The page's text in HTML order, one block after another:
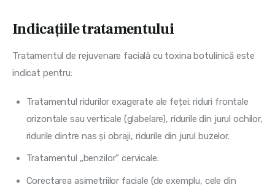
Indicațiile tratamentului
Tratamentul de rejuvenare facială cu toxina botulinică este
indicat pentru:
Tratamentul ridurilor exagerate ale feței: riduri frontale
orizontale sau verticale (glabelare), ridurile din jurul ochilor,
ridurile dintre nas și obraji, ridurile din jurul buzelor.
Tratamentul „benzilor” cervicale.
Corectarea asimetriilor faciale (de exemplu, cele din